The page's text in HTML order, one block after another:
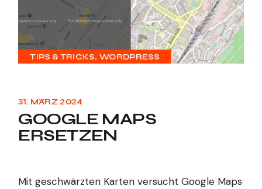
TIPS & TRICKS WORDPRESS
31. MÄRZ 2024
GOOGLE MAPS
ERSETZEN
Mit geschwärzten Karten versucht Google Maps